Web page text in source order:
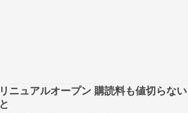
リニュアルオープン 購読料も値切らない
と